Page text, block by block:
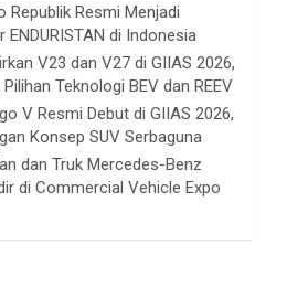
Republik Resmi Menjadi
ENDURISTAN di Indonesia
V23 dan V27 di GIIAS 2026,
Teknologi BEV dan REEV
V Resmi Debut di GIIAS 2026,
Konsep SUV Serbaguna
dan Truk Mercedes-Benz
di Commercial Vehicle Expo